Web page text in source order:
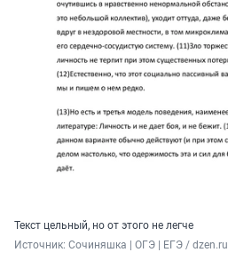
Текст цельный, но от этого не легче
Источник: Сочиняшка | ОГЭ | ЕГЭ / dzen.ru